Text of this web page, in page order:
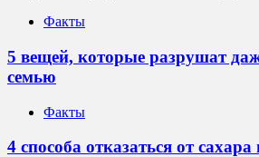
Факты
5 вещей, которые разрушат
семью
Факты
4 способа отказаться от сахара